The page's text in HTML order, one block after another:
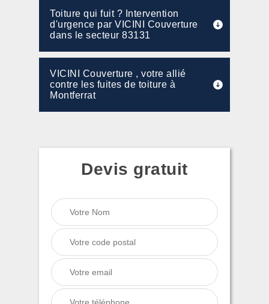
Toiture qui fuit ? Intervention
d'urgence par VICINI Couverture
dans le secteur 83131
VICINI Couverture , votre allié
contre les fuites de toiture à
Montferrat
Devis gratuit